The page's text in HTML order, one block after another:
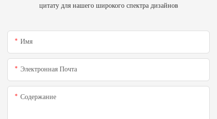
цитату для нашего широкого спектра дизайнов
Имя
Электронная Почта
Содержание